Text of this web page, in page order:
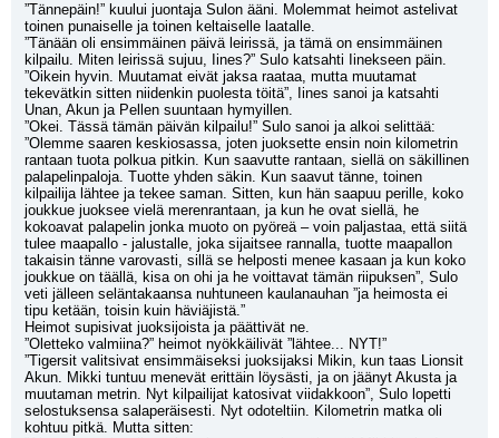
”Tännepäin!” kuului juontaja Sulon ääni. Molemmat heimot astelivat
toinen punaiselle ja toinen keltaiselle laatalle.
”Tänään oli ensimmäinen päivä leirissä, ja tämä on ensimmäinen
kilpailu. Miten leirissä sujuu, Iines?” Sulo katsahti Iinekseen päin.
”Oikein hyvin. Muutamat eivät jaksa raataa, mutta muutamat
tekevätkin sitten niidenkin puolesta töitä”, Iines sanoi ja katsahti
Unan, Akun ja Pellen suuntaan hymyillen.
”Okei. Tässä tämän päivän kilpailu!” Sulo sanoi ja alkoi selittää:
”Olemme saaren keskiosassa, joten juoksette ensin noin kilometrin
rantaan tuota polkua pitkin. Kun saavutte rantaan, siellä on säkillinen
palapelinpaloja. Tuotte yhden säkin. Kun saavut tänne, toinen
kilpailija lähtee ja tekee saman. Sitten, kun hän saapuu perille, koko
joukkue juoksee vielä merenrantaan, ja kun he ovat siellä, he
kokoavat palapelin jonka muoto on pyöreä – voin paljastaa, että siitä
tulee maapallo - jalustalle, joka sijaitsee rannalla, tuotte maapallon
takaisin tänne varovasti, sillä se helposti menee kasaan ja kun koko
joukkue on täällä, kisa on ohi ja he voittavat tämän riipuksen”, Sulo
veti jälleen seläntakaansa nuhtuneen kaulanauhan ”ja heimosta ei
tipu ketään, toisin kuin häviäjistä.”
Heimot supisivat juoksijoista ja päättivät ne.
”Oletteko valmiina?” heimot nyökkäilivät ”lähtee... NYT!”
”Tigersit valitsivat ensimmäiseksi juoksijaksi Mikin, kun taas Lionsit
Akun. Mikki tuntuu menevät erittäin löysästi, ja on jäänyt Akusta ja
muutaman metrin. Nyt kilpailijat katosivat viidakkoon”, Sulo lopetti
selostuksensa salaperäisesti. Nyt odoteltiin. Kilometrin matka oli
kohtuu pitkä. Mutta sitten: